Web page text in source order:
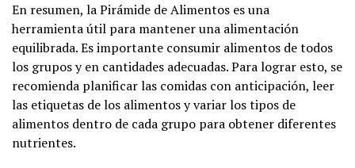
En resumen, la Pirámide de Alimentos es una
herramienta útil para mantener una alimentación
equilibrada. Es importante consumir alimentos de todos
los grupos y en cantidades adecuadas. Para lograr esto, se
recomienda planificar las comidas con anticipación, leer
las etiquetas de los alimentos y variar los tipos de
alimentos dentro de cada grupo para obtener diferentes
nutrientes.